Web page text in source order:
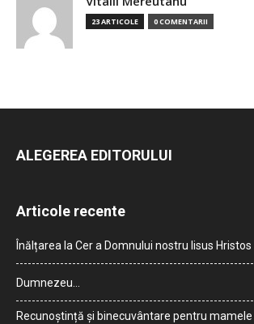
23 ARTICOLE 0 COMENTARII
ALEGEREA EDITORULUI
Articole recente
Înălțarea la Cer a Domnului nostru Iisus Hristos
Dumnezeu…
Recunoștință și binecuvântare pentru